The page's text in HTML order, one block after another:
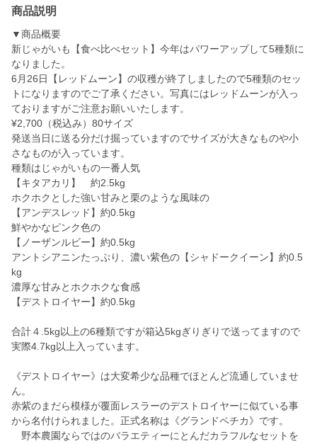
商品説明
▼商品概要
新じゃがいも【食べ比べセット】今年はパワーアップして5種類に
なりました。
6月26日【レッドムーン】の収穫が終了しましたので5種類のセッ
トになりますのでご了承ください。写真にはレッドムーンが入っ
ておりますがご注意お願いいたします。
¥2,700（税込み）80サイズ
発送当日に送る分だけ掘っていますのでサイズが大きなものや小
さなものが入っています。
種類はじゃがいもの一番人気
【キタアカリ】 約2.5kg
ホクホクとした強い甘みと栗のような風味の
【アンデスレッド】約0.5kg
鮮やかなピンク色の
【ノーザンルビー】約0.5kg
アントシアニンたっぷり、濃い紫色の【シャドークイーン】約0.5
kg
濃厚な甘みとホクホクな食感
【デストロイヤー】約0.5kg
合計４.5kg以上の6種類ですが箱込5kgぎりぎりで送ってますので
実際4.7kg以上入っています。
《デストロイヤー》は大変希少な品種でほとんど流通していませ
ん。
赤紫のまだら模様が覆面レスラーのデストロイヤーに似ている事
から名付けられました。正式名称は《グランドペチカ》です。
野本農園ならではのバラエティーにとんだカラフルなセットを